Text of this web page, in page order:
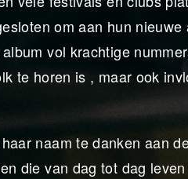
om aan hun
vol krachtige
te horen is , maar ook
naam te danken aan
die van dag tot dag